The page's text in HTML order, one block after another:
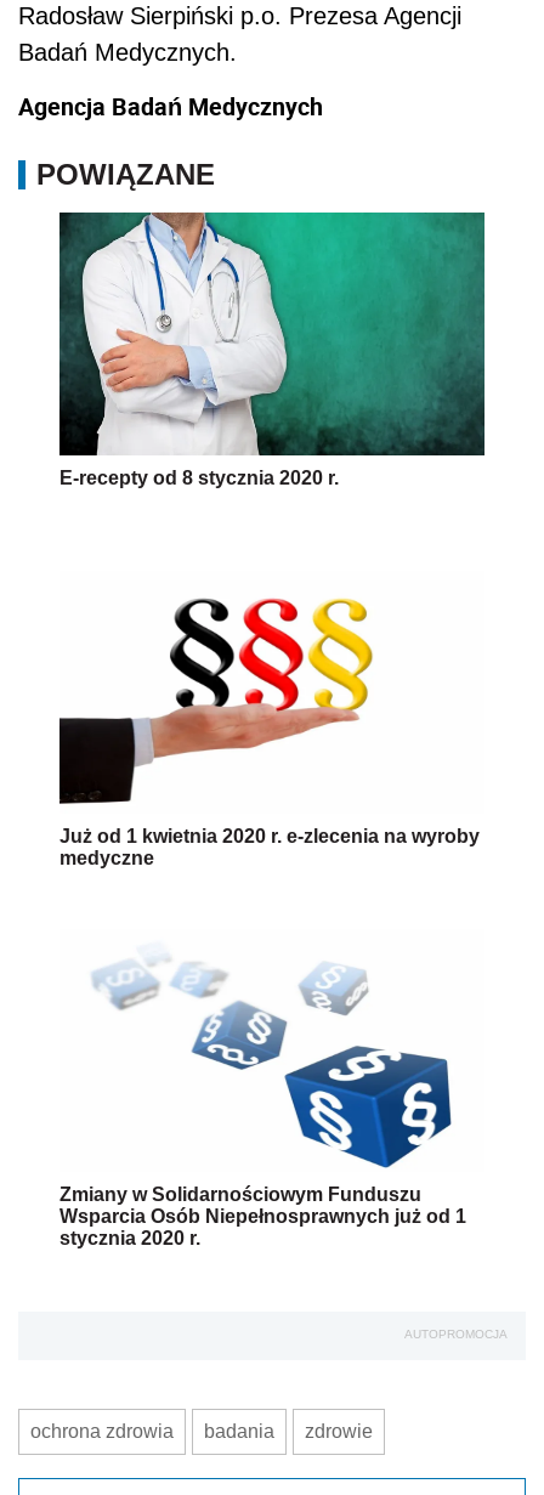
Radosław Sierpiński p.o. Prezesa Agencji
Badań Medycznych.
Agencja Badań Medycznych
POWIĄZANE
E-recepty od 8 stycznia 2020 r.
Już od 1 kwietnia 2020 r. e-zlecenia na wyroby
medyczne
Zmiany w Solidarnościowym Funduszu
Wsparcia Osób Niepełnosprawnych już od 1
stycznia 2020 r.
AUTOPROMOCJA
ochrona zdrowia badania zdrowie